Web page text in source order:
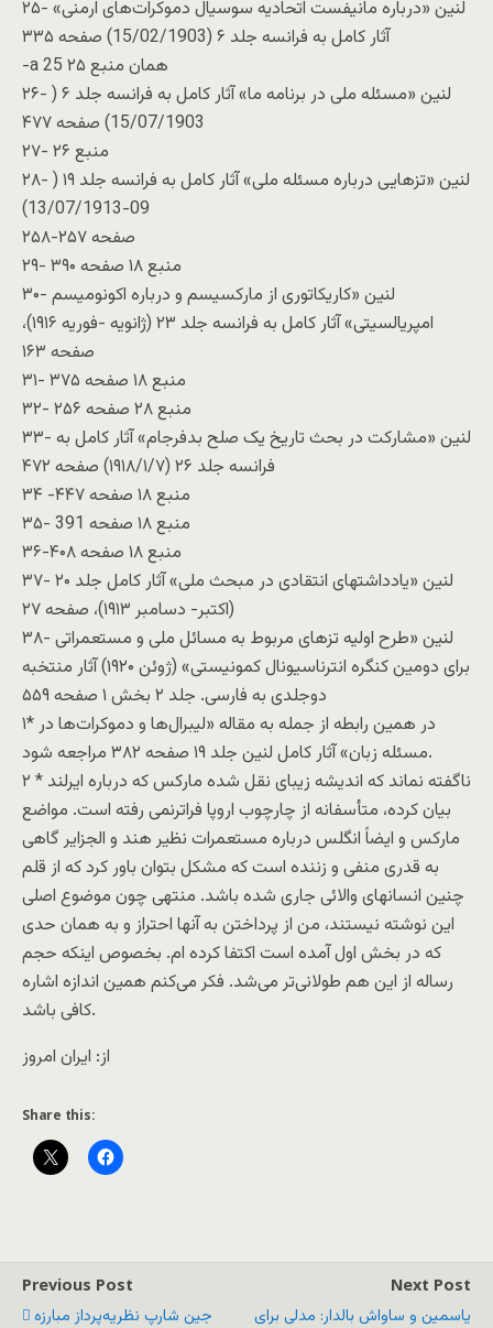
۲۵- لنین «درباره مانيفست اتحاديه سوسيال دموکرات‌های ارمنی»
آثار کامل به فرانسه جلد ۶ (15/02/1903) صفحه ۳۳۵
-a 25 همان منبع ۲۵
۲۶- لنین «مسئله ملی در برنامه ما» آثار کامل به فرانسه جلد ۶ (
15/07/1903) صفحه ۴۷۷
۲۷- منبع ۲۶
۲۸- لنین «تزهايی درباره مسئله ملی» آثار کامل به فرانسه جلد ۱۹ (
09-13/07/1913)
صفحه ۲۵۷-۲۵۸
۲۹- منبع ۱۸ صفحه ۳۹۰
۳۰- لنین «کاريکاتوری از مارکسيسم و درباره اکونوميسم
امپريالسيتی» آثار کامل به فرانسه جلد ۲۳ (ژانويه -فوريه ۱۹۱۶)،
صفحه ۱۶۳
۳۱- منبع ۱۸ صفحه ۳۷۵
۳۲- منبع ۲۸ صفحه ۲۵۶
۳۳- لنین «مشارکت در بحث تاريخ يک صلح بدفرجام» آثار کامل به
فرانسه جلد ۲۶ (۱۹۱۸/۱/۷) صفحه ۴۷۲
۳۴ -منبع ۱۸ صفحه ۴۴۷
۳۵- منبع ۱۸ صفحه 391
۳۶-منبع ۱۸ صفحه ۴۰۸
۳۷- لنین «يادداشتهای انتقادی در مبحث ملی» آثار کامل جلد ۲۰
(اکتبر- دسامبر ۱۹۱۳)، صفحه ۲۷
۳۸- لنین «طرح اوليه تزهای مربوط به مسائل ملی و مستعمراتی
برای دومين کنگره انترناسيونال کمونيستی» (ژوئن ۱۹۲۰) آثار منتخبه
دوجلدی به فارسی. جلد ۲ بخش ۱ صفحه ۵۵۹
۱* در همين رابطه از جمله به مقاله «ليبرال‌ها و دموکرات‌ها در
مسئله زبان» آثار کامل لنین جلد ۱۹ صفحه ۳۸۲ مراجعه شود.
۲ * ناگفته نماند که انديشه زيبای نقل شده مارکس که درباره ايرلند
بيان کرده، متأسفانه از چارچوب اروپا فراترنمی رفته است. مواضع
مارکس و ايضاً انگلس درباره مستعمرات نظير هند و الجزاير گاهی
به قدری منفی و زننده است که مشکل بتوان باور کرد که از قلم
چنين انسانهای والائی جاری شده باشد. منتهی چون موضوع اصلی
اين نوشته نيستند، من از پرداختن به آنها احتراز و به همان حدی
که در بخش اول آمده است اکتفا کرده ام. بخصوص اينکه حجم
رساله از اين هم طولانی‌تر می‌شد. فکر می‌کنم همين اندازه اشاره
کافی باشد.
از: ایران امروز
Share this:
Previous Post
جین شارپ نظریه‌پرداز مبارزه
Next Post
یاسمین و ساواش بالدار: مدلی برای